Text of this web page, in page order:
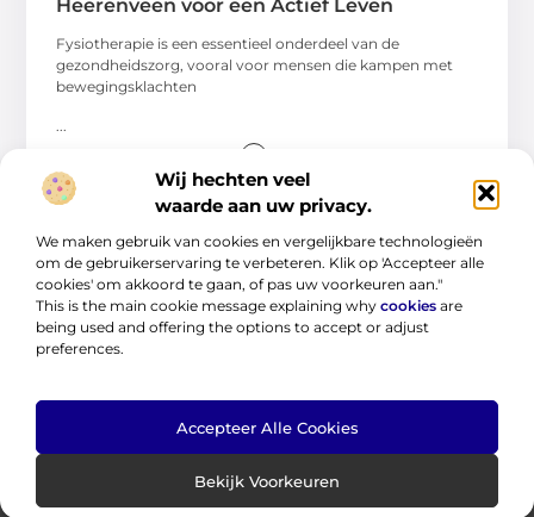
Wij hechten veel
waarde aan uw privacy.
We maken gebruik van cookies en vergelijkbare technologieën
om de gebruikerservaring te verbeteren. Klik op 'Accepteer alle
cookies' om akkoord te gaan, of pas uw voorkeuren aan."
This is the main cookie message explaining why cookies are
being used and offering the options to accept or adjust
preferences.
Accepteer Alle Cookies
Bekijk Voorkeuren
Fysiotherapie is een essentieel onderdeel van de
gezondheidszorg, vooral voor mensen die kampen met
bewegingsklachten
Jouw startpunt voor eindeloze kennis en ideeën.
Verken onze blogs en artikelen en laat je inspireren door een
Bericht categorie